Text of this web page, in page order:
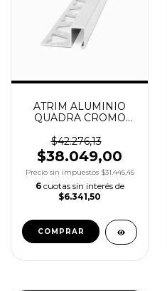
ATRIM ALUMINIO
QUADRA CROMO
X2.5M COD.3421
$42.276,13
$38.049,00
Precio sin impuestos $31.445,45
6 cuotas sin interés de
$6.341,50